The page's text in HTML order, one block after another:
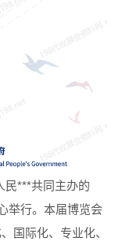
民***共同主办的
举行。本届博览会
国际化、专业化、